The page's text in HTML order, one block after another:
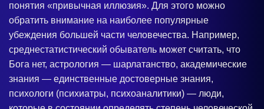
понятия «привычная иллюзия». Для этого можно
обратить внимание на наиболее популярные
убеждения большей части человечества. Например,
среднестатистический обыватель может считать, что
Бога нет, астрология — шарлатанство, академические
знания — единственные достоверные знания,
психологи (психиатры, психоаналитики) — люди,